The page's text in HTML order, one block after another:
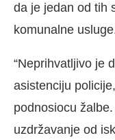
da je jedan od tih
komunalne
“Neprihvatljivo je
asistenciju
podnosiocu
uzdržavanje od